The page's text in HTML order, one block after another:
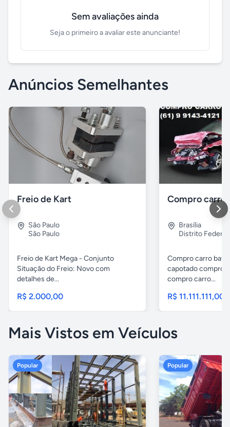
Sem avaliações ainda
Seja o primeiro a avaliar este anunciante!
Anúncios Semelhantes
Freio de Kart
São Paulo
São Paulo
Freio de Kart Mega - Conjunto
Situação do Freio: Novo com
detalhes de...
R$ 2.000,00
Brasília
Distrito Federal
Compro carro
capotado compro
compro carro...
R$ 11.111.111,00
Mais Vistos em Veículos
Popular Popular